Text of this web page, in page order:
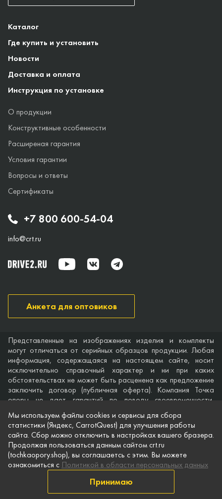
+7 800 600-54-04
info@crt.ru
Каталог
Где купить и установить
Новости
Доставка и оплата
Инструкция по установке
О продукции
Конструктивные особенности
Расширеная гарантия
Условия гарантии
Вопросы и ответы
Сертификаты
Анкета для оптовиков
Представленные на изображениях изделия и комплекты
могут отличаться от серийных образцов продукции. Любая
информация, содержащаяся на настоящем сайте, носит
исключительно справочный характер и ни при каких
обстоятельствах не может быть расценена как предложение
заключить договор (публичная оферта). Компания Точка
опоры не дает гарантий по поводу своевременности,
точности и полноты информации на веб-сайте, а также по
поводу беспрепятственного доступа к нему в любое время.
Технические характеристики и комплектация изделий,
указанные на сайте, приведены для примера и могут быть
изменены в любое время без предварительного уведомления.
© Точка опоры, 2021–2026
Защита персональной информации
Публичная оферта
Мы используем файлы cookies и сервисы для сбора
статистики (Яндекс, CarrotQuest) для улучшения работы
сайта. Сбор можно отключить в настройках вашего бразера.
Продолжая пользоваться данным сайтом crt.ru
(tochkaopory.shop), вы соглашаетсь с этим. Вы можете
ознакомиться с Политикой в области персональных данных
Принимаю